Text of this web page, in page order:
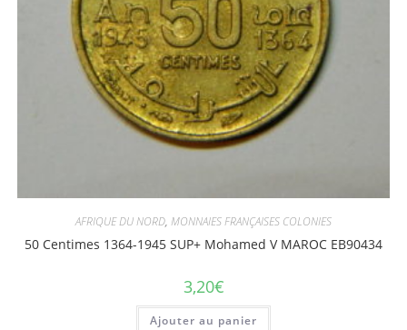
AFRIQUE DU NORD, MONNAIES FRANÇAISES COLONIES
50 Centimes 1364-1945 SUP+ Mohamed V MAROC EB90434
3,20€
Ajouter au panier